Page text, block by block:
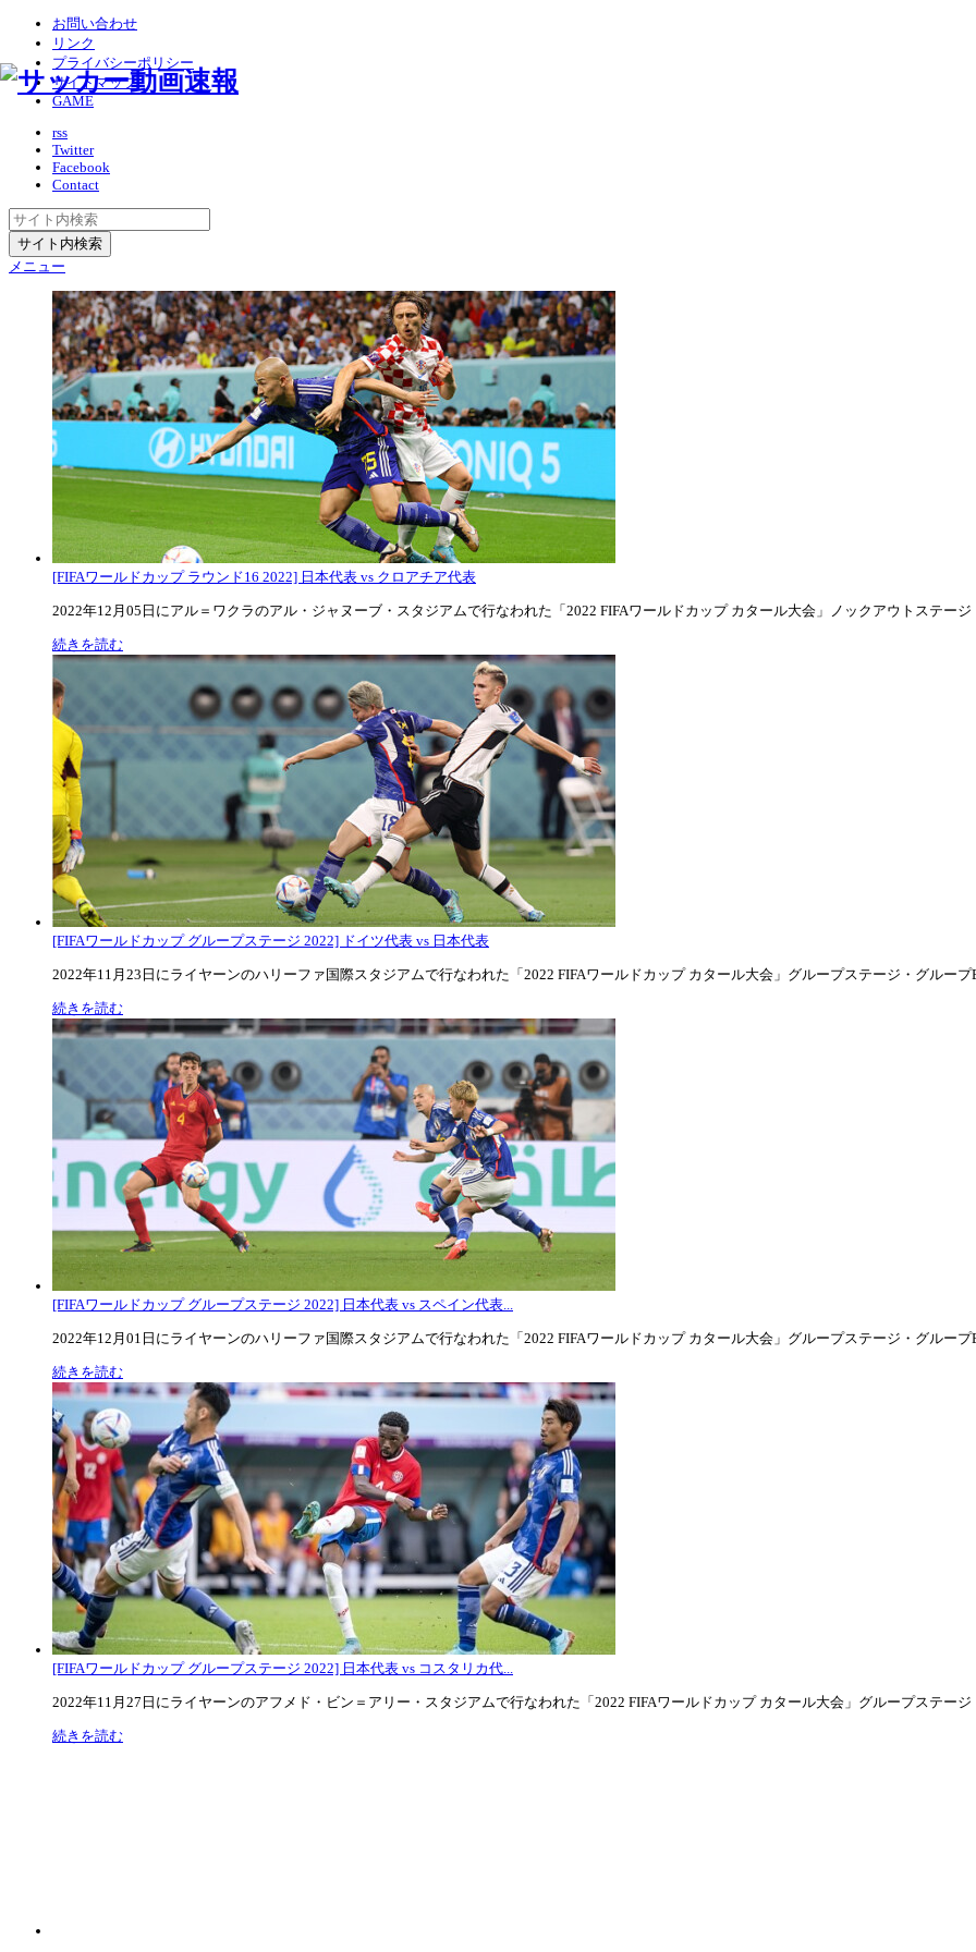
お問い合わせ
リンク
プライバシーポリシー
サイトマップ
GAME
rss
Twitter
Facebook
Contact
メニュー
[FIFAワールドカップ ラウンド16 2022] 日本代表 vs クロアチア代表
2022年12月05日にアル＝ワクラのアル・ジャヌーブ・スタジアムで行なわれた「2022 FIFAワールドカップ カタール大会」ノックアウトステージ
続きを読む
[FIFAワールドカップ グループステージ 2022] ドイツ代表 vs 日本代表
2022年11月23日にライヤーンのハリーファ国際スタジアムで行なわれた「2022 FIFAワールドカップ カタール大会」グループステージ・グループ
続きを読む
[FIFAワールドカップ グループステージ 2022] 日本代表 vs スペイン代表...
2022年12月01日にライヤーンのハリーファ国際スタジアムで行なわれた「2022 FIFAワールドカップ カタール大会」グループステージ・グループ
続きを読む
[FIFAワールドカップ グループステージ 2022] 日本代表 vs コスタリカ代...
2022年11月27日にライヤーンのアフメド・ビン＝アリー・スタジアムで行なわれた「2022 FIFAワールドカップ カタール大会」グループステージ
続きを読む